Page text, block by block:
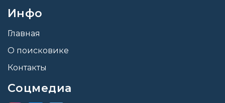
Инфо
Главная
О поисковике
Контакты
Соцмедиа